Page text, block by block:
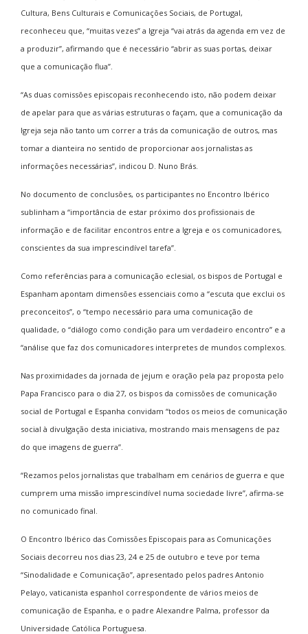
Cultura, Bens Culturais e Comunicações Sociais, de Portugal,
reconheceu que, “muitas vezes” a Igreja “vai atrás da agenda em vez de
a produzir”, afirmando que é necessário “abrir as suas portas, deixar
que a comunicação flua”.
“As duas comissões episcopais reconhecendo isto, não podem deixar
de apelar para que as várias estruturas o façam, que a comunicação da
Igreja seja não tanto um correr a trás da comunicação de outros, mas
tomar a dianteira no sentido de proporcionar aos jornalistas as
informações necessárias”, indicou D. Nuno Brás.
No documento de conclusões, os participantes no Encontro Ibérico
sublinham a “importância de estar próximo dos profissionais de
informação e de facilitar encontros entre a Igreja e os comunicadores,
conscientes da sua imprescindível tarefa”.
Como referências para a comunicação eclesial, os bispos de Portugal e
Espanham apontam dimensões essenciais como a “escuta que exclui os
preconceitos”, o “tempo necessário para uma comunicação de
qualidade, o “diálogo como condição para um verdadeiro encontro” e a
“análise que faz dos comunicadores interpretes de mundos complexos.
Nas proximidades da jornada de jejum e oração pela paz proposta pelo
Papa Francisco para o dia 27, os bispos da comissões de comunicação
social de Portugal e Espanha convidam “todos os meios de comunicação
social à divulgação desta iniciativa, mostrando mais mensagens de paz
do que imagens de guerra”.
“Rezamos pelos jornalistas que trabalham em cenários de guerra e que
cumprem uma missão imprescindível numa sociedade livre”, afirma-se
no comunicado final.
O Encontro Ibérico das Comissões Episcopais para as Comunicações
Sociais decorreu nos dias 23, 24 e 25 de outubro e teve por tema
“Sinodalidade e Comunicação”, apresentado pelos padres Antonio
Pelayo, vaticanista espanhol correspondente de vários meios de
comunicação de Espanha, e o padre Alexandre Palma, professor da
Universidade Católica Portuguesa.